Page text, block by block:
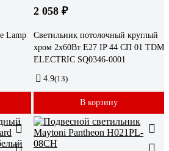
Lamp
2 058 ₽
Светильник потолочный круглый
хром 2х60Вт E27 IP 44 СП 01 TDM
ELECTRIC SQ0346-0001
4.9(13)
В корзину